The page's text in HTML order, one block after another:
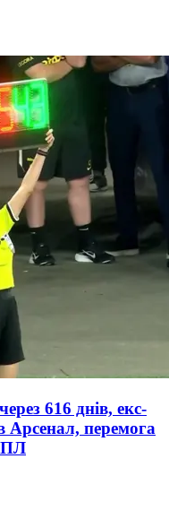
616 днів, екс-
перемога